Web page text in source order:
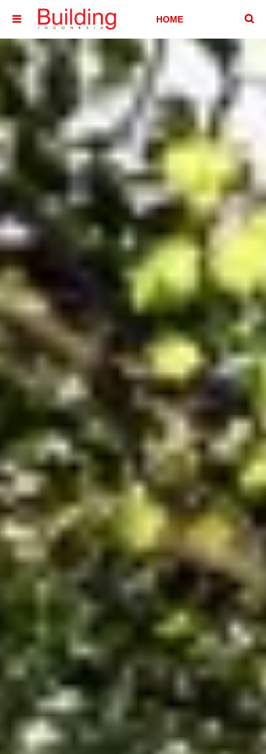
􏷶 HOME
HOUSE HOTEL &
VILLA OFFICE
BUILDING ABOUT
CONTACT
􏷷